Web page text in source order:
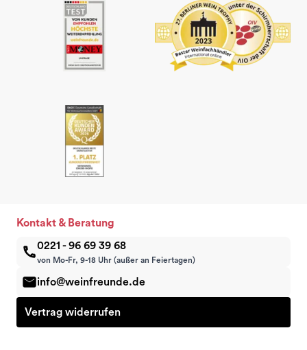
Kontakt & Beratung
0221 - 96 69 39 68
von Mo-Fr, 9-18 Uhr (außer an Feiertagen)
info@weinfreunde.de
Vertrag widerrufen